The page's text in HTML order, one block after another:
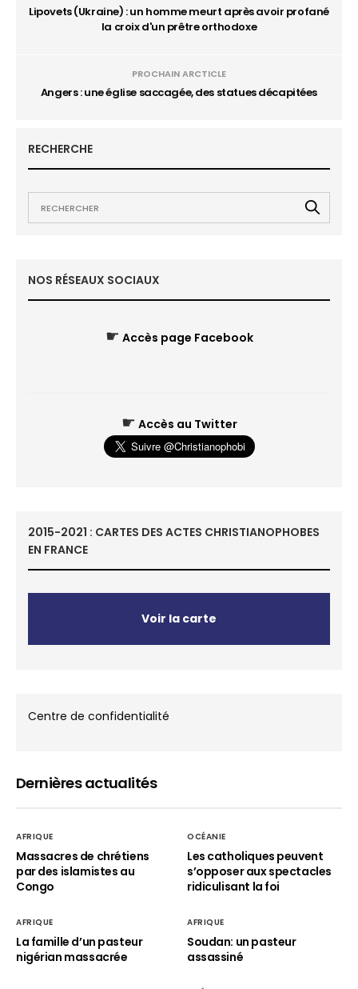
Lipovets (Ukraine) : un homme meurt après avoir profané
la croix d'un prêtre orthodoxe
PROCHAIN ARCTICLE
Angers : une église saccagée, des statues décapitées
RECHERCHE
NOS RÉSEAUX SOCIAUX
☛ Accès page Facebook
☛ Accès au Twitter
2015-2021 : CARTES DES ACTES CHRISTIANOPHOBES
EN FRANCE
Voir la carte
Centre de confidentialité
Dernières actualités
AFRIQUE
Massacres de chrétiens
par des islamistes au
Congo
OCÉANIE
Les catholiques peuvent
s’opposer aux spectacles
ridiculisant la foi
AFRIQUE
La famille d’un pasteur
nigérian massacrée
AFRIQUE
Soudan: un pasteur
assassiné